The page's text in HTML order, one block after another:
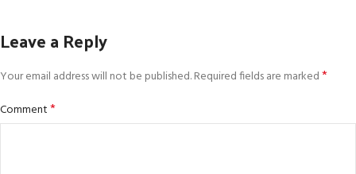
Leave a Reply
Your email address will not be published.Required fields are marked*
Comment*